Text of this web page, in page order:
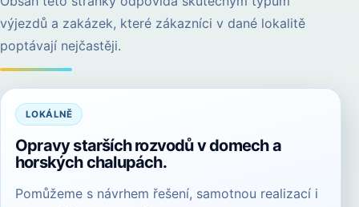
výjezdů a zakázek, které zákazníci v dané lokalitě
poptávají nejčastěji.
LOKÁLNĚ
Opravy starších rozvodů v domech a
horských chalupách.
Pomůžeme s návrhem řešení, samotnou realizací i